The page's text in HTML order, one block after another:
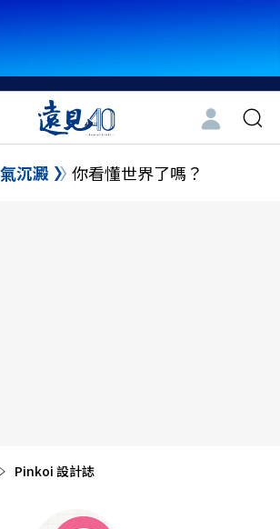
沉澱 你看懂世界了嗎？
目前頁面：
Pinkoi 設計誌